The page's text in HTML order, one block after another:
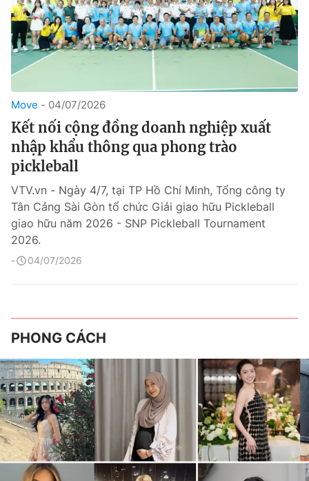
Move 04/07/2026
Kết nối cộng đồng doanh nghiệp xuất
nhập khẩu thông qua phong trào
pickleball
VTV.vn - Ngày 4/7, tại TP Hồ Chí Minh, Tổng công ty
Tân Cảng Sài Gòn tổ chức Giải giao hữu Pickleball
giao hữu năm 2026 - SNP Pickleball Tournament
2026.
04/07/2026
PHONG CÁCH